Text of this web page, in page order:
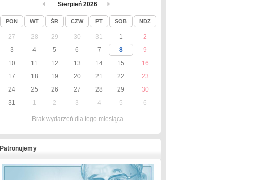
Sierpień 2026
PON WT ŚR CZW PT SOB NDZ
27 28 29 30 31 1
2
3
4 5 6 7 8
9
10
11 12 13 14 15
16
17
18 19 20 21 22
23
24
25 26 27 28 29
30
31
1 2 3 4 5 6
Brak wydarzeń dla tego miesiąca
Patronujemy